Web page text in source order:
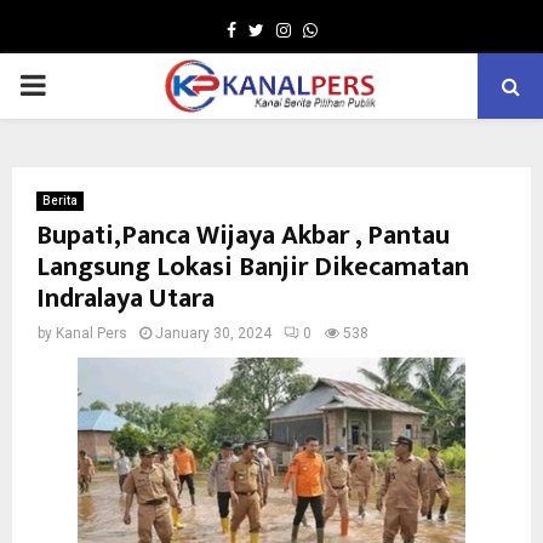
Facebook
TwitterInstagram
Whatsapp
PRIMARY
Berita
Bupati,Panca Wijaya Akbar , Pantau
Langsung Lokasi Banjir Dikecamatan
Indralaya Utara
by Kanal Pers January 30, 2024 0 538